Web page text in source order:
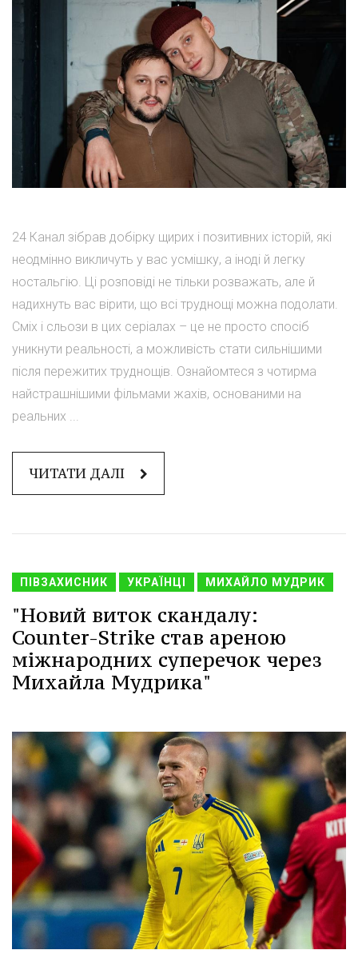
24 Канал зібрав добірку щирих і позитивних історій, які
неодмінно викличуть у вас усмішку, а іноді й легку
ностальгію. Ці розповіді не тільки розважать, але й
надихнуть вас вірити, що всі труднощі можна подолати.
Сміх і сльози в цих серіалах – це не просто спосіб
уникнути реальності, а можливість стати сильнішими
після пережитих труднощів. Ознайомтеся з чотирма
найстрашнішими фільмами жахів, основаними на
реальних ...
ЧИТАТИ ДАЛІ
ПІВЗАХИСНИК УКРАЇНЦІ МИХАЙЛО МУДРИК
"Новий виток скандалу:
Counter-Strike став ареною
міжнародних суперечок через
Михайла Мудрика"